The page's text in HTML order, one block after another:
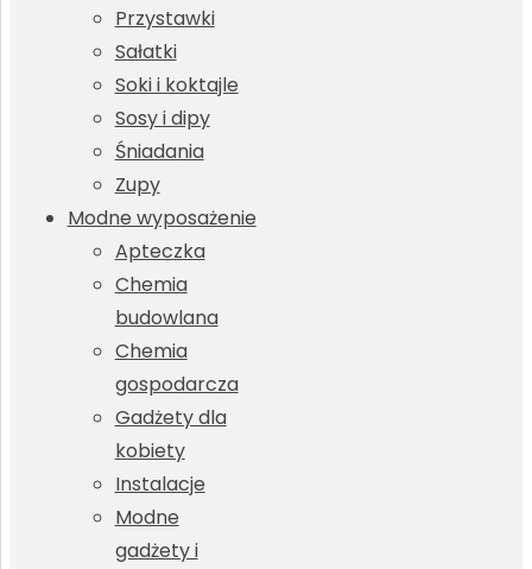
Przystawki
Sałatki
Soki i koktajle
Sosy i dipy
Śniadania
Zupy
Modne wyposażenie
Apteczka
Chemia
budowlana
Chemia
gospodarcza
Gadżety dla
kobiety
Instalacje
Modne
gadżety i